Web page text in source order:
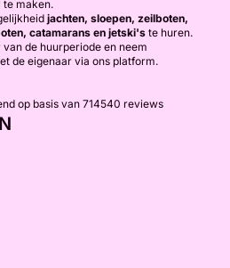
te maken.
jachten, sloepen, zeilboten,
catamarans en jetski's te huren.
de huurperiode en neem
de eigenaar via ons platform.
op basis van 714540 reviews